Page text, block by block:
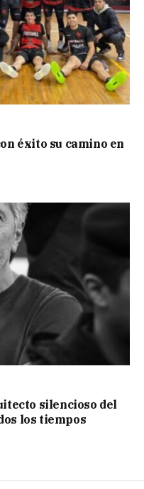
éxito su camino en
silencioso del
los tiempos